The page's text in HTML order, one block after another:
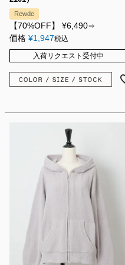
Rewde
【70%OFF】 ¥6,490⇒
価格 ¥1,947税込
入荷リクエスト受付中